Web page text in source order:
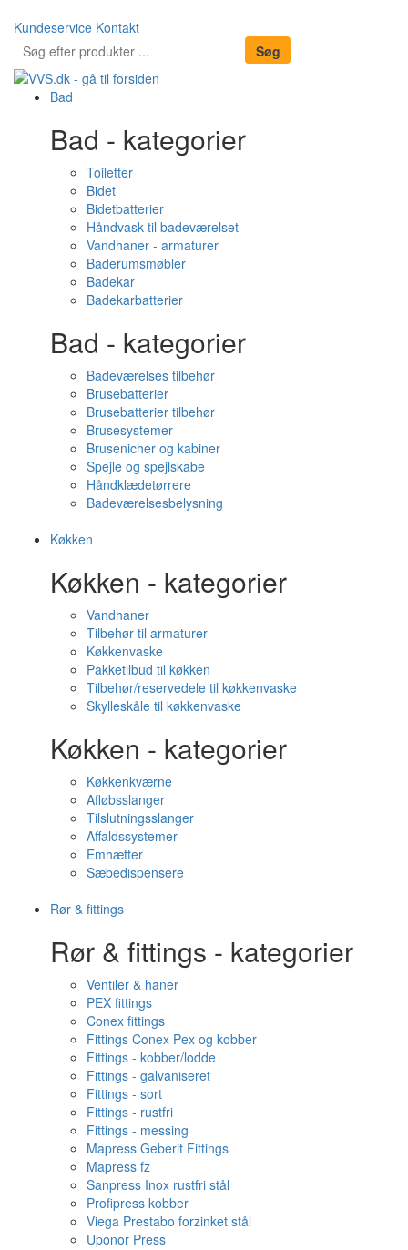
Kundeservice Kontakt
Bad
Bad - kategorier
Toiletter
Bidet
Bidetbatterier
Håndvask til badeværelset
Vandhaner - armaturer
Baderumsmøbler
Badekar
Badekarbatterier
Bad - kategorier
Badeværelses tilbehør
Brusebatterier
Brusebatterier tilbehør
Brusesystemer
Brusenicher og kabiner
Spejle og spejlskabe
Håndklædetørrere
Badeværelsesbelysning
Køkken
Køkken - kategorier
Vandhaner
Tilbehør til armaturer
Køkkenvaske
Pakketilbud til køkken
Tilbehør/reservedele til køkkenvaske
Skylleskåle til køkkenvaske
Køkken - kategorier
Køkkenkværne
Afløbsslanger
Tilslutningsslanger
Affaldssystemer
Emhætter
Sæbedispensere
Rør & fittings
Rør & fittings - kategorier
Ventiler & haner
PEX fittings
Conex fittings
Fittings Conex Pex og kobber
Fittings - kobber/lodde
Fittings - galvaniseret
Fittings - sort
Fittings - rustfri
Fittings - messing
Mapress Geberit Fittings
Mapress fz
Sanpress Inox rustfri stål
Profipress kobber
Viega Prestabo forzinket stål
Uponor Press